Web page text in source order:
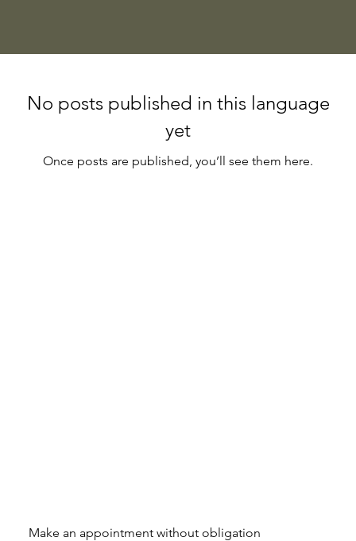
No posts published in this language
yet
Once posts are published, you’ll see them here.
Make an appointment without obligation